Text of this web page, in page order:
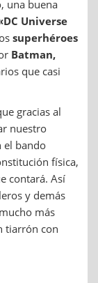
una buena
Universe
superhéroes
Batman,
que casi
gracias al
nuestro
el bando
física,
contará. Así
y demás
más
tiarrón con